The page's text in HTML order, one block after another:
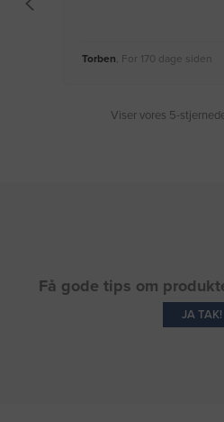
Torben , For 170 dage siden
Viser vores 5-
Få gode tips om
JA TAK!